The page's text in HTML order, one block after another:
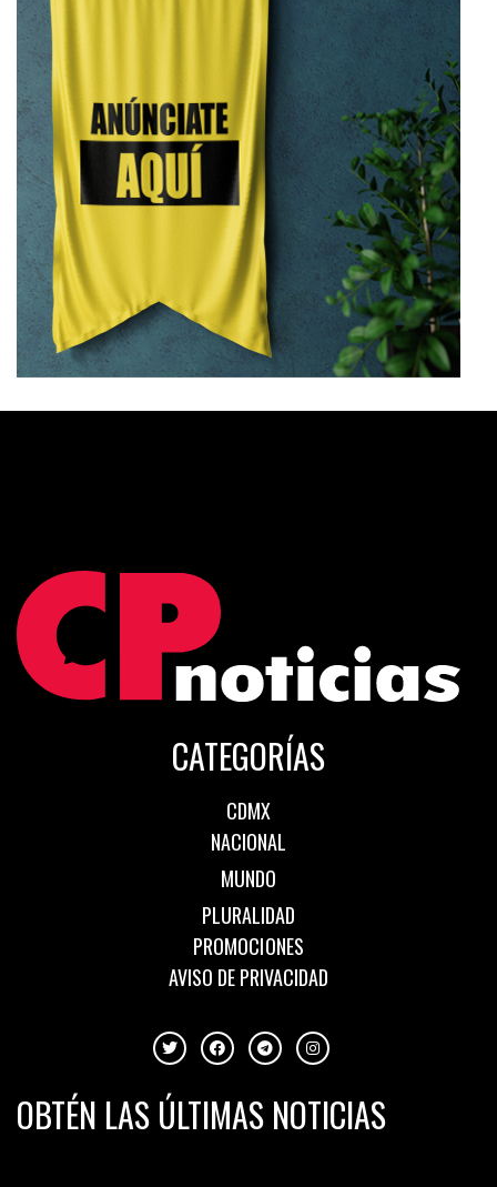
CATEGORÍAS
CDMX
NACIONAL
MUNDO
PLURALIDAD
PROMOCIONES
AVISO DE PRIVACIDAD
OBTÉN LAS ÚLTIMAS NOTICIAS